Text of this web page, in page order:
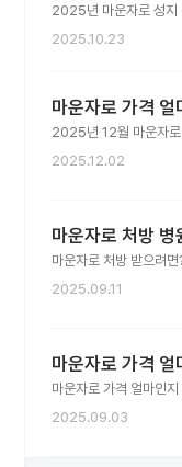
2025년 마운자로 성지
2025.10.23
마운자로 가격
2025년 12월 마운자로
2025.12.02
마운자로 처방
마운자로 처방 받으려
2025.09.11
마운자로 가격
마운자로 가격 얼마인
2025.09.03